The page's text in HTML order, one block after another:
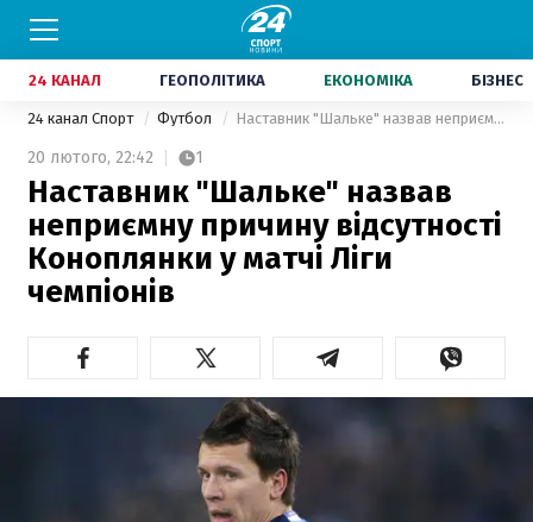
24 КАНАЛ ГЕОПОЛІТИКА ЕКОНОМІКА БІЗНЕС
24 канал Спорт Футбол Наставник "Шальке" назвав неприємну причину відсутності Коноплянки у матчі Ліги чемпіонів
20 лютого, 22:42 1
Наставник "Шальке" назвав
неприємну причину відсутності
Коноплянки у матчі Ліги
чемпіонів